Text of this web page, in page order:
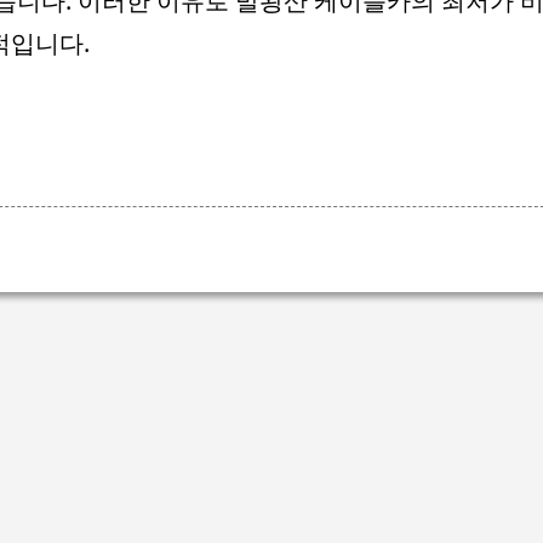
입니다.